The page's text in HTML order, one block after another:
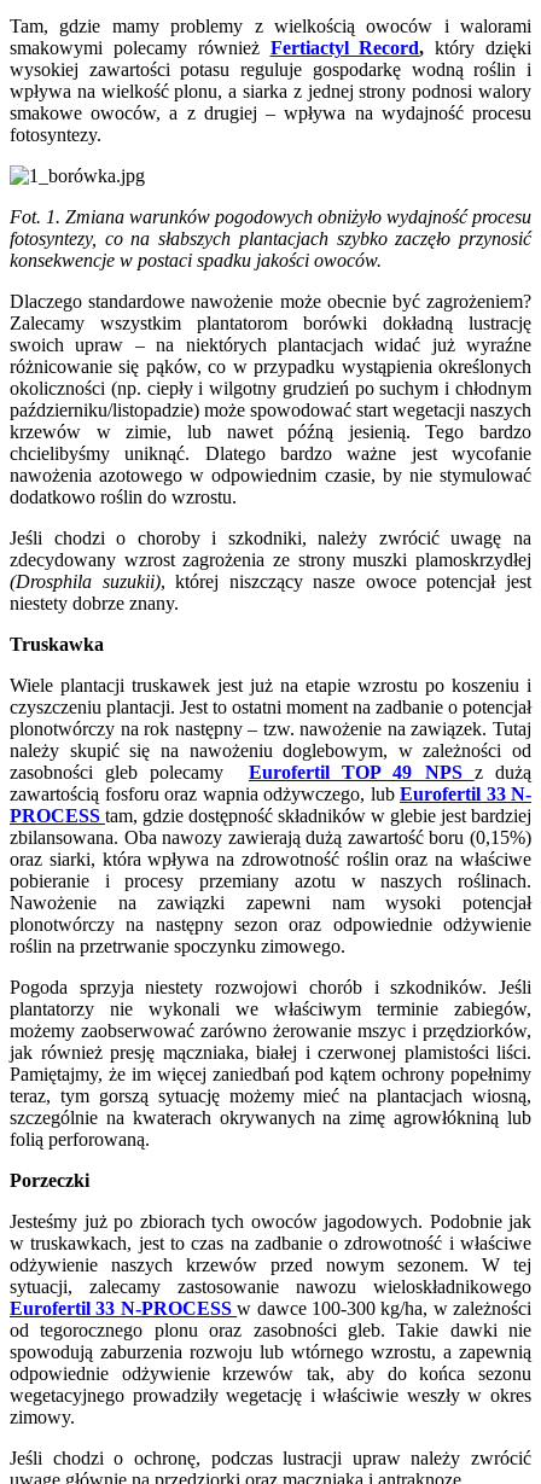
Tam, gdzie mamy problemy z wielkością owoców i walorami
smakowymi polecamy również Fertiactyl Record,który dzięki
wysokiej zawartości potasu reguluje gospodarkę wodną roślin i
wpływa na wielkość plonu, a siarka z jednej strony podnosi walory
smakowe owoców, a z drugiej – wpływa na wydajność procesu
fotosyntezy.
Fot. 1. Zmiana warunków pogodowych obniżyło wydajność procesu
fotosyntezy, co na słabszych plantacjach szybko zaczęło przynosić
konsekwencje w postaci spadku jakości owoców.
Dlaczego standardowe nawożenie może obecnie być zagrożeniem?
Zalecamy wszystkim plantatorom borówki dokładną lustrację
swoich upraw – na niektórych plantacjach widać już wyraźne
różnicowanie się pąków, co w przypadku wystąpienia określonych
okoliczności (np. ciepły i wilgotny grudzień po suchym i chłodnym
październiku/listopadzie) może spowodować start wegetacji naszych
krzewów w zimie, lub nawet późną jesienią. Tego bardzo
chcielibyśmy uniknąć. Dlatego bardzo ważne jest wycofanie
nawożenia azotowego w odpowiednim czasie, by nie stymulować
dodatkowo roślin do wzrostu.
Jeśli chodzi o choroby i szkodniki, należy zwrócić uwagę na
zdecydowany wzrost zagrożenia ze strony muszki plamoskrzydłej
(Drosphila suzukii), której niszczący nasze owoce potencjał jest
niestety dobrze znany.
Truskawka
Wiele plantacji truskawek jest już na etapie wzrostu po koszeniu i
czyszczeniu plantacji. Jest to ostatni moment na zadbanie o potencjał
plonotwórczy na rok następny – tzw. nawożenie na zawiązek. Tutaj
należy skupić się na nawożeniu doglebowym, w zależności od
zasobności gleb polecamy Eurofertil TOP 49 NPS z dużą
zawartością fosforu oraz wapnia odżywczego, lub Eurofertil 33 N-
PROCESS tam, gdzie dostępność składników w glebie jest bardziej
zbilansowana. Oba nawozy zawierają dużą zawartość boru (0,15%)
oraz siarki, która wpływa na zdrowotność roślin oraz na właściwe
pobieranie i procesy przemiany azotu w naszych roślinach.
Nawożenie na zawiązki zapewni nam wysoki potencjał
plonotwórczy na następny sezon oraz odpowiednie odżywienie
roślin na przetrwanie spoczynku zimowego.
Pogoda sprzyja niestety rozwojowi chorób i szkodników. Jeśli
plantatorzy nie wykonali we właściwym terminie zabiegów,
możemy zaobserwować zarówno żerowanie mszyc i przędziorków,
jak również presję mączniaka, białej i czerwonej plamistości liści.
Pamiętajmy, że im więcej zaniedbań pod kątem ochrony popełnimy
teraz, tym gorszą sytuację możemy mieć na plantacjach wiosną,
szczególnie na kwaterach okrywanych na zimę agrowłókniną lub
folią perforowaną.
Porzeczki
Jesteśmy już po zbiorach tych owoców jagodowych. Podobnie jak
w truskawkach, jest to czas na zadbanie o zdrowotność i właściwe
odżywienie naszych krzewów przed nowym sezonem. W tej
sytuacji, zalecamy zastosowanie nawozu wieloskładnikowego
Eurofertil 33 N-PROCESSw dawce 100-300 kg/ha, w zależności
od tegorocznego plonu oraz zasobności gleb. Takie dawki nie
spowodują zaburzenia rozwoju lub wtórnego wzrostu, a zapewnią
odpowiednie odżywienie krzewów tak, aby do końca sezonu
wegetacyjnego prowadziły wegetację i właściwie weszły w okres
zimowy.
Jeśli chodzi o ochronę, podczas lustracji upraw należy zwrócić
uwagę głównie na przędziorki oraz mączniaka i antraknozę.